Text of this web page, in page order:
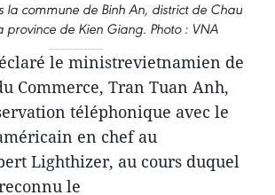
la commune de Binh An, district de Chau
province de Kien Giang. Photo : VNA
le ministrevietnamien de
Commerce, Tran Tuan Anh,
téléphonique avec le
en chef au
Lighthizer, au cours duquel
le